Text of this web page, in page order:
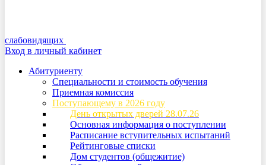
слабовидящих
Вход в личный кабинет
Абитуриенту
Специальности и стоимость обучения
Приемная комиссия
Поступающему в 2026 году
День открытых дверей 28.07.26
Основная информация о поступлении
Расписание вступительных испытаний
Рейтинговые списки
Дом студентов (общежитие)